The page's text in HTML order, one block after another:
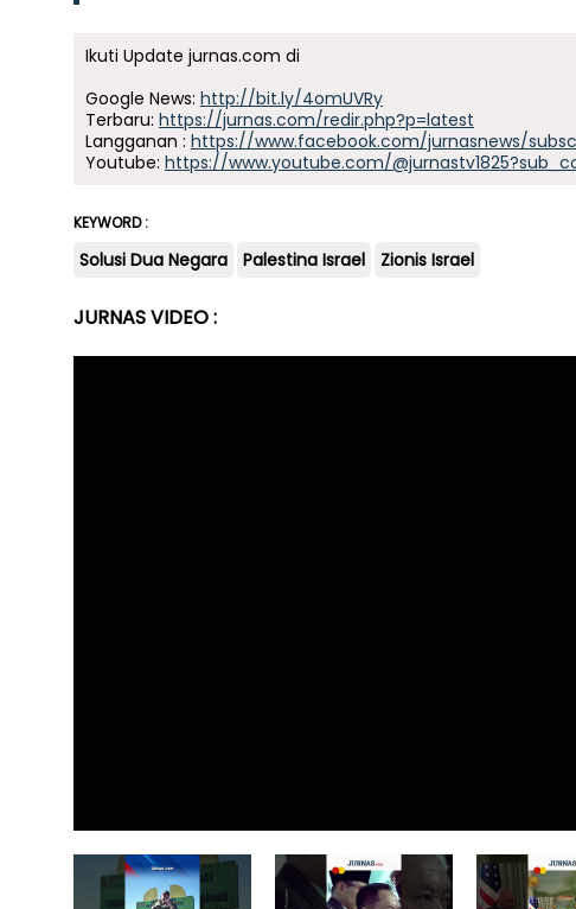
Ikuti Update jurnas.com di
Google News: http://bit.ly/4omUVRy
Terbaru: https://jurnas.com/redir.php?p=latest
Langganan : https://www.facebook.com/jurnasnews/
Youtube: https://www.youtube.com/
KEYWORD :
Solusi Dua Negara Palestina Israel Zionis Israel
JURNAS VIDEO :